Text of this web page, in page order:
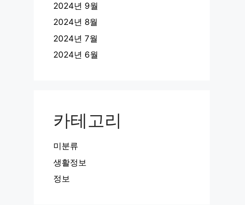
2024년 9월
2024년 8월
2024년 7월
2024년 6월
카테고리
미분류
생활정보
정보